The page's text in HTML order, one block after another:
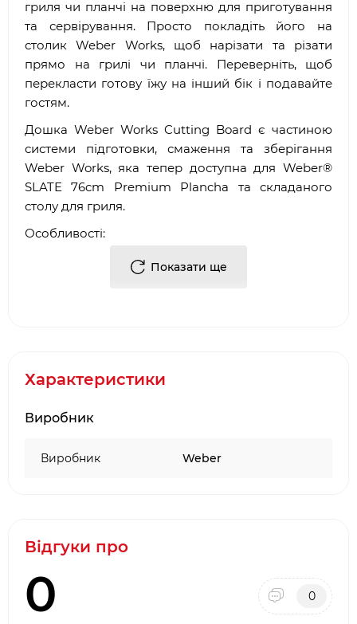
гриля чи планчі на поверхню для приготування
та сервірування. Просто покладіть його на
столик Weber Works, щоб нарізати та різати
прямо на грилі чи планчі. Переверніть, щоб
перекласти готову їжу на інший бік і подавайте
гостям.
Дошка Weber Works Cutting Board є частиною
системи підготовки, смаження та зберігання
Weber Works, яка тепер доступна для Weber®
SLATE 76cm Premium Plancha та складаного
столу для гриля.
Особливості:
Вставляється в бічний столик Weber Works,
щоб створити робочу поверхню
Можна мити в посудомийній машині
SLATE Планча та розкладний стіл для гриля
Розмір в упаковці: 0,9 x 36,5 x 48 см
Показати ще
Характеристики
Виробник
Виробник Weber
Відгуки про
0 0